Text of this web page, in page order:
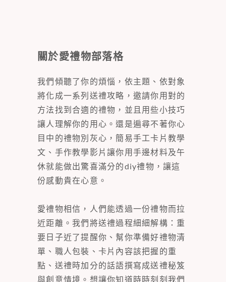
關於愛禮物部落格
我們傾聽了你的煩惱，依主題、依對象
將化成一系列送禮攻略，邀請你用對的
方法找到合適的禮物，並且用些小技巧
讓人理解你的用心。還是遍尋不著你心
目中的禮物別灰心，簡易手工卡片教學
文、手作教學影片讓你用手邊材料及午
休就能做出驚喜滿分的diy禮物，讓這
份感動貴在心意。
愛禮物相信，人們能透過一份禮物而拉
近距離。我們將送禮過程細細解構：重
要日子近了提醒你、幫你準備好禮物清
單、職人包裝、卡片內容該把握的重
點、送禮時加分的話語撰寫成送禮秘笈
與創意情境。想讓你知道時時刻刻我們